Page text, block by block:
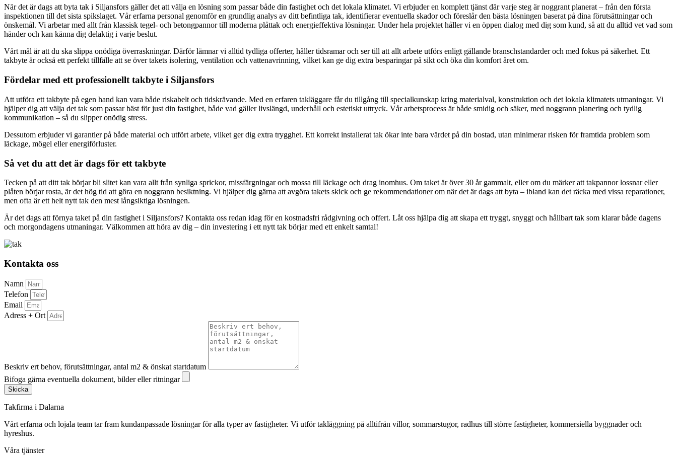
När det är dags att byta tak i Siljansfors gäller det att välja en lösning som passar både din fastighet och det lokala klimatet. Vi erbjuder en komplett tjänst där varje steg är noggrant planerat – från den första
inspektionen till det sista spikslaget. Vår erfarna personal genomför en grundlig analys av ditt befintliga tak, identifierar eventuella skador och föreslår den bästa lösningen baserat på dina förutsättningar och
önskemål. Vi arbetar med allt från klassisk tegel- och betongpannor till moderna plåttak och energieffektiva lösningar. Under hela projektet håller vi en öppen dialog med dig som kund, så att du alltid vet vad som
händer och kan känna dig delaktig i varje beslut.
Vårt mål är att du ska slippa onödiga överraskningar. Därför lämnar vi alltid tydliga offerter, håller tidsramar och ser till att allt arbete utförs enligt gällande branschstandarder och med fokus på säkerhet. Ett
takbyte är också ett perfekt tillfälle att se över takets isolering, ventilation och vattenavrinning, vilket kan ge dig extra besparingar på sikt och öka din komfort året om.
Fördelar med ett professionellt takbyte i Siljansfors
Att utföra ett takbyte på egen hand kan vara både riskabelt och tidskrävande. Med en erfaren takläggare får du tillgång till specialkunskap kring materialval, konstruktion och det lokala klimatets utmaningar. Vi
hjälper dig att välja det tak som passar bäst för just din fastighet, både vad gäller livslängd, underhåll och estetiskt uttryck. Vår arbetsprocess är både smidig och säker, med noggrann planering och tydlig
kommunikation – så du slipper onödig stress.
Dessutom erbjuder vi garantier på både material och utfört arbete, vilket ger dig extra trygghet. Ett korrekt installerat tak ökar inte bara värdet på din bostad, utan minimerar risken för framtida problem som
läckage, mögel eller energiförluster.
Så vet du att det är dags för ett takbyte
Tecken på att ditt tak börjar bli slitet kan vara allt från synliga sprickor, missfärgningar och mossa till läckage och drag inomhus. Om taket är över 30 år gammalt, eller om du märker att takpannor lossnar eller
plåten börjar rosta, är det hög tid att göra en noggrann besiktning. Vi hjälper dig gärna att avgöra takets skick och ge rekommendationer om när det är dags att byta – ibland kan det räcka med vissa reparationer,
men ofta är ett helt nytt tak den mest långsiktiga lösningen.
Är det dags att förnya taket på din fastighet i Siljansfors? Kontakta oss redan idag för en kostnadsfri rådgivning och offert. Låt oss hjälpa dig att skapa ett tryggt, snyggt och hållbart tak som klarar både dagens
och morgondagens utmaningar. Välkommen att höra av dig – din investering i ett nytt tak börjar med ett enkelt samtal!
Kontakta oss
Namn
Telefon
Email
Adress + Ort
Beskriv ert behov, förutsättningar, antal m2 & önskat startdatum
Bifoga gärna eventuella dokument, bilder eller ritningar
Skicka
Takfirma i Dalarna
Vårt erfarna och lojala team tar fram kundanpassade lösningar för alla typer av fastigheter. Vi utför takläggning på alltifrån villor, sommarstugor, radhus till större fastigheter, kommersiella byggnader och
hyreshus.
Våra tjänster